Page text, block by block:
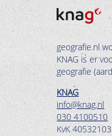
geografie.nl
KNAG is er
geografie
KNAG
info@knag.nl
030 4100510
KvK 40532103